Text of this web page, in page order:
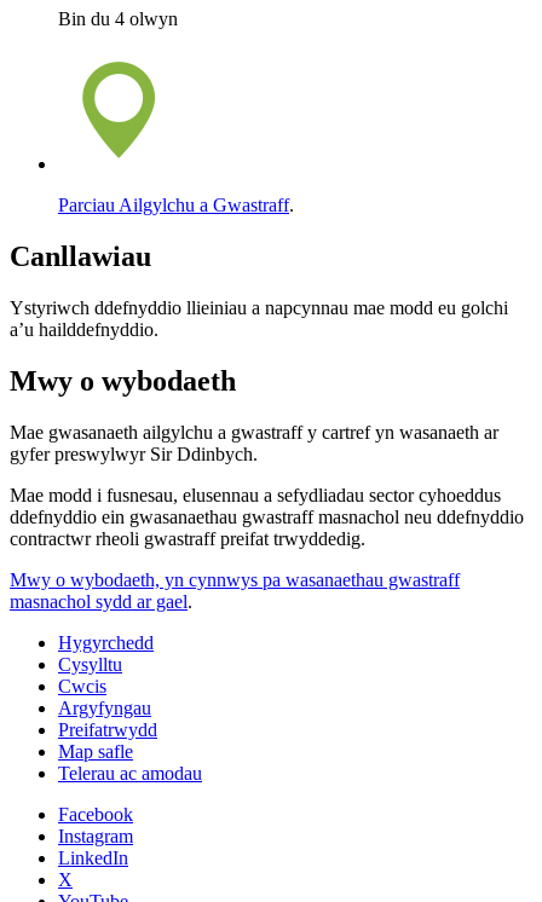
Bin du 4 olwyn
Parciau Ailgylchu a Gwastraff.
Canllawiau
Ystyriwch ddefnyddio llieiniau a napcynnau mae modd eu golchi
a’u hailddefnyddio.
Mwy o wybodaeth
Mae gwasanaeth ailgylchu a gwastraff y cartref yn wasanaeth ar
gyfer preswylwyr Sir Ddinbych.
Mae modd i fusnesau, elusennau a sefydliadau sector cyhoeddus
ddefnyddio ein gwasanaethau gwastraff masnachol neu ddefnyddio
contractwr rheoli gwastraff preifat trwyddedig.
Mwy o wybodaeth, yn cynnwys pa wasanaethau gwastraff
masnachol sydd ar gael.
Hygyrchedd
Cysylltu
Cwcis
Argyfyngau
Preifatrwydd
Map safle
Telerau ac amodau
Facebook
Instagram
LinkedIn
X